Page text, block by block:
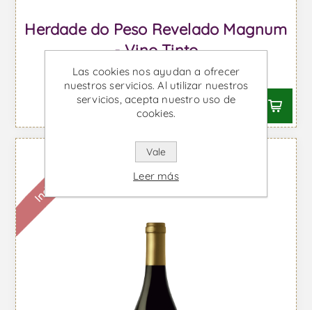
Herdade do Peso Revelado Magnum
- Vino Tinto
Desde €35,98 IVA incl.
Indisponible
Las cookies nos ayudan a ofrecer
nuestros servicios. Al utilizar nuestros
servicios, acepta nuestro uso de
cookies.
Vale
Leer más